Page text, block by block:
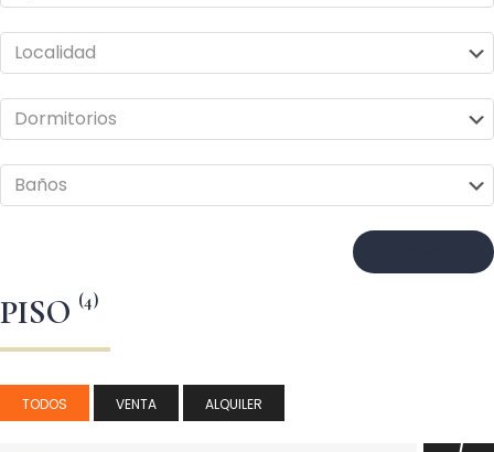
PISO (4)
TODOS VENTA ALQUILER